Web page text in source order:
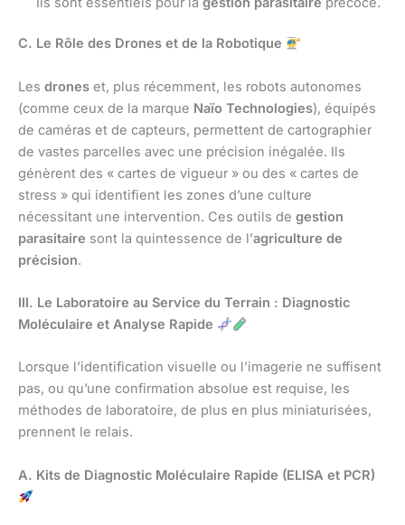
C. Le Rôle des Drones et de la Robotique
Les drones et, plus récemment, les robots autonomes
(comme ceux de la marque Naïo Technologies), équipés
de caméras et de capteurs, permettent de cartographier
de vastes parcelles avec une précision inégalée. Ils
génèrent des « cartes de vigueur » ou des « cartes de
stress » qui identifient les zones d’une culture
nécessitant une intervention. Ces outils de gestion
parasitaire sont la quintessence de l’agriculture de
précision.
III. Le Laboratoire au Service du Terrain : Diagnostic
Moléculaire et Analyse Rapide
Lorsque l’identification visuelle ou l’imagerie ne suffisent
pas, ou qu’une confirmation absolue est requise, les
méthodes de laboratoire, de plus en plus miniaturisées,
prennent le relais.
A. Kits de Diagnostic Moléculaire Rapide (ELISA et PCR)